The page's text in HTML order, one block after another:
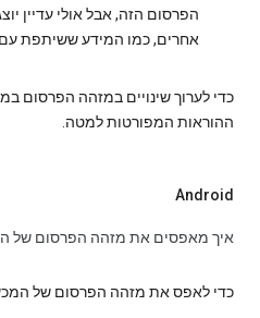
הפרסום הזה, אבל אולי עדיין
אחרים, כמו המידע ששיתפת עם
ההוראות המפורטות למטה.
Android
איך מאפסים את מזהה הפרסום של
כדי לאפס את מזהה הפרסום של